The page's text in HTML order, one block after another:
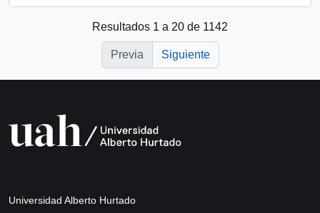
Resultados 1 a 20 de 1142
Previa Siguiente
Universidad Alberto Hurtado